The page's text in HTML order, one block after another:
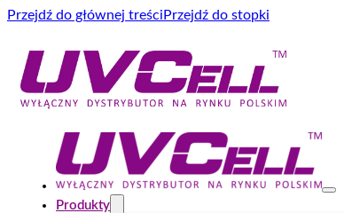
Przejdź do głównej treści Przejdź do stopki
Produkty